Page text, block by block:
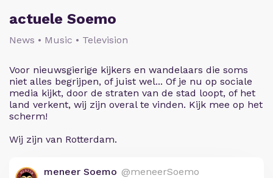
actuele Soemo
News • Music • Television
Voor nieuwsgierige kijkers en wandelaars die soms
niet alles begrijpen, of juist wel... Of je nu op sociale
media kijkt, door de straten van de stad loopt, of het
land verkent, wij zijn overal te vinden. Kijk mee op het
scherm!
Wij zijn van Rotterdam.
meneer Soemo @meneerSoemo